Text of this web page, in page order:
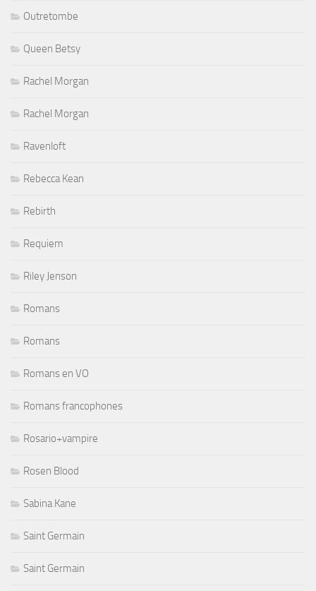
Outretombe
Queen Betsy
Rachel Morgan
Rachel Morgan
Ravenloft
Rebecca Kean
Rebirth
Requiem
Riley Jenson
Romans
Romans
Romans en VO
Romans francophones
Rosario+vampire
Rosen Blood
Sabina Kane
Saint Germain
Saint Germain